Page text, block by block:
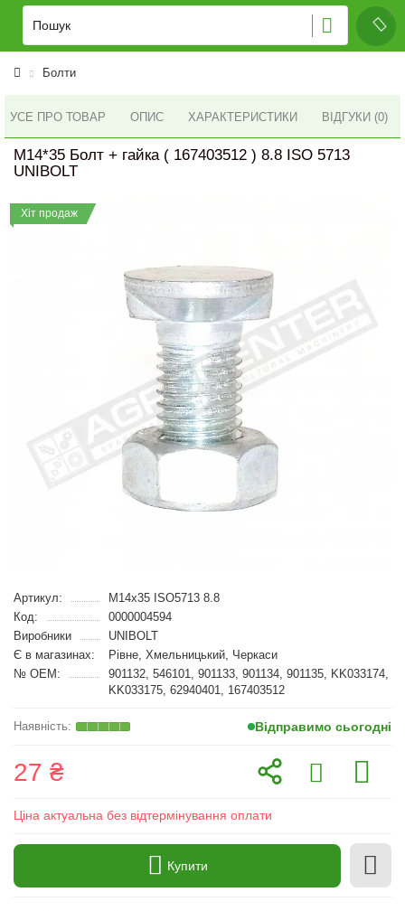
Болти
УСЕ ПРО ТОВАР ОПИС ХАРАКТЕРИСТИКИ ВІДГУКИ (0)
M14*35 Болт + гайка ( 167403512 ) 8.8 ISO 5713
UNIBOLT
Хіт продаж
Артикул:
M14x35 ISO5713 8.8
Код:
0000004594
Виробники
UNIBOLT
Є в магазинах:
Рівне, Хмельницький, Черкаси
№ OEM:
901132, 546101, 901133, 901134, 901135, KK033174,
KK033175, 62940401, 167403512
Відправимо сьогодні
27 ₴
Ціна актуальна без відтермінування оплати
Купити